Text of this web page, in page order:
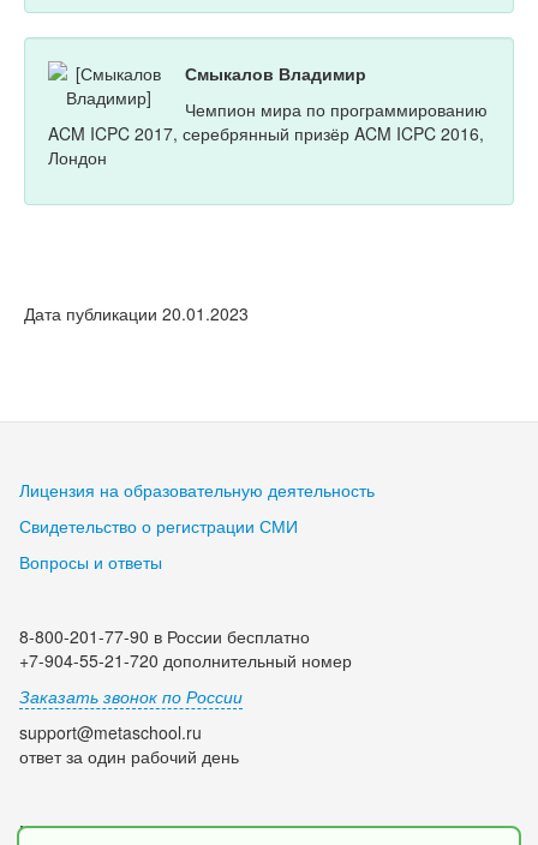
Смыкалов Владимир
Чемпион мира по программированию
ACM ICPC 2017, серебрянный призёр ACM ICPC 2016,
Лондон
Дата публикации 20.01.2023
Лицензия на образовательную деятельность
Свидетельство о регистрации СМИ
Вопросы и ответы
8-800-201-77-90 в России бесплатно
+7-904-55-21-720 дополнительный номер
Заказать звонок по России
support@metaschool.ru
ответ за один рабочий день
Мы в социальных сетях: